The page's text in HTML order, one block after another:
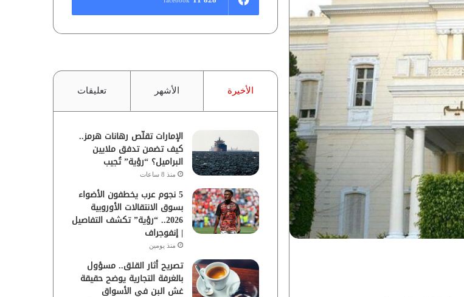
الأخيرة الأشهر تعليقات
الإمارات تقلّص رهانات هرمز..
كيف تضمن تدفق ملايين
البراميل؟ “رؤية” تُجيب
منذ 8 ساعات
5 نجوم عرب يخطفون الأضواء
بسوق الانتقالات الأوروبية
2026.. “رؤية” تكشف التفاصيل
| إنفوجراف
منذ يومين
تصريح أثار القلق.. مسؤول
بالغرفة التجارية يوضح حقيقة
غش البن في الأسواق